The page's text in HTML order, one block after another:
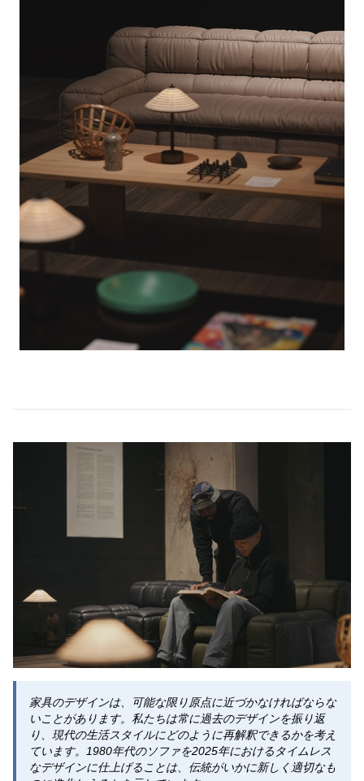
家具のデザインは、可能な限り原点に近づかなければならな
いことがあります。私たちは常に過去のデザインを振り返
り、現代の生活スタイルにどのように再解釈できるかを考え
ています。1980年代のソファを2025年におけるタイムレス
なデザインに仕上げることは、伝統がいかに新しく適切なも